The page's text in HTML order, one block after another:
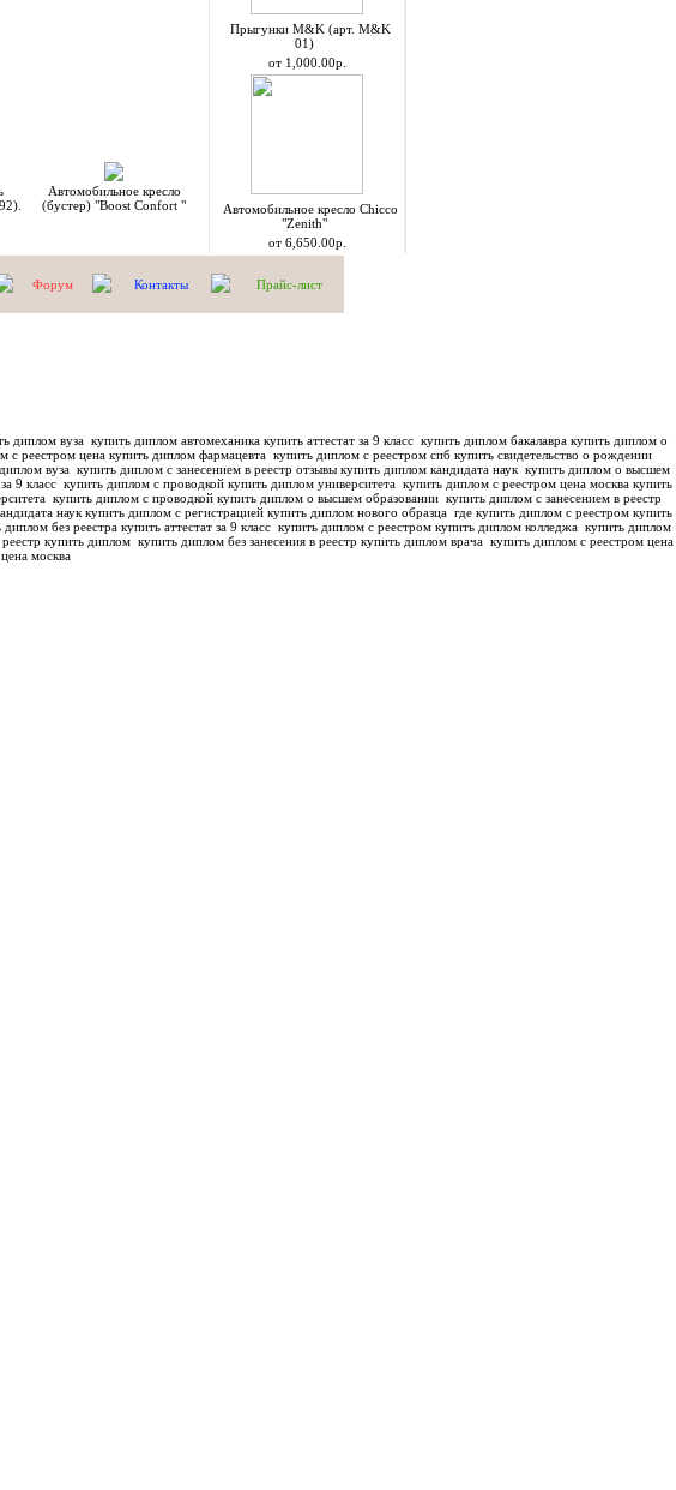
Автомобильное кресло
(бустер) "Boost Confort "
Прыгунки M&K (арт. M&K
01)
от 1,000.00р.
Автомобильное кресло Chicco
"Zenith"
от 6,650.00р.
Форум Контакты Прайс-лист
диплом вуза купить диплом автомеханика купить аттестат за 9 класс купить диплом бакалавра купить диплом о
с реестром цена купить диплом фармацевта купить диплом с реестром спб купить свидетельство о рождении
вуза купить диплом с занесением в реестр отзывы купить диплом кандидата наук купить диплом о высшем
9 класс купить диплом с проводкой купить диплом университета купить диплом с реестром цена москва купить
купить диплом с проводкой купить диплом о высшем образовании купить диплом с занесением в реестр
наук купить диплом с регистрацией купить диплом нового образца где купить диплом с реестром купить
диплом без реестра купить аттестат за 9 класс купить диплом с реестром купить диплом колледжа купить диплом
купить диплом купить диплом без занесения в реестр купить диплом врача купить диплом с реестром цена
москва